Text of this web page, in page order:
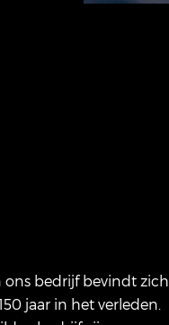
ons bedrijf bevindt zich
jaar in het verleden.